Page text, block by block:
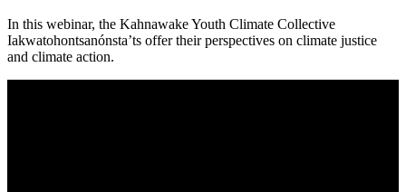
In this webinar, the Kahnawake Youth Climate Collective
Iakwatohontsanónsta’ts offer their perspectives on climate justice
and climate action.